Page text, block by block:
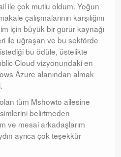
ile çok mutlu oldum. Yoğun
çalışmalarının karşılığını
için büyük bir gurur kaynağı
ile uğraşan ve bu sektörde
bu ödüle, üstelikte
Cloud vizyonundaki en
Azure alanından almak
tüm Mshowto ailesine
belirtmeden
ve mesai arkadaşlarım
ayrıca çok teşekkür